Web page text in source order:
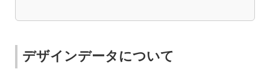
デザインデータについて